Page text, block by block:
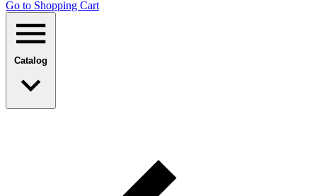
Go to Shopping Сart
Catalog